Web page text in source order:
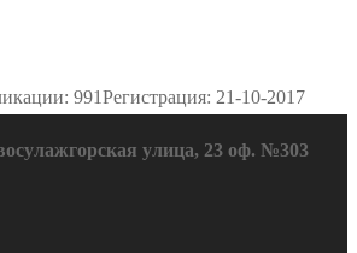
991Регистрация: 21-10-2017
улица, 23 оф. №303